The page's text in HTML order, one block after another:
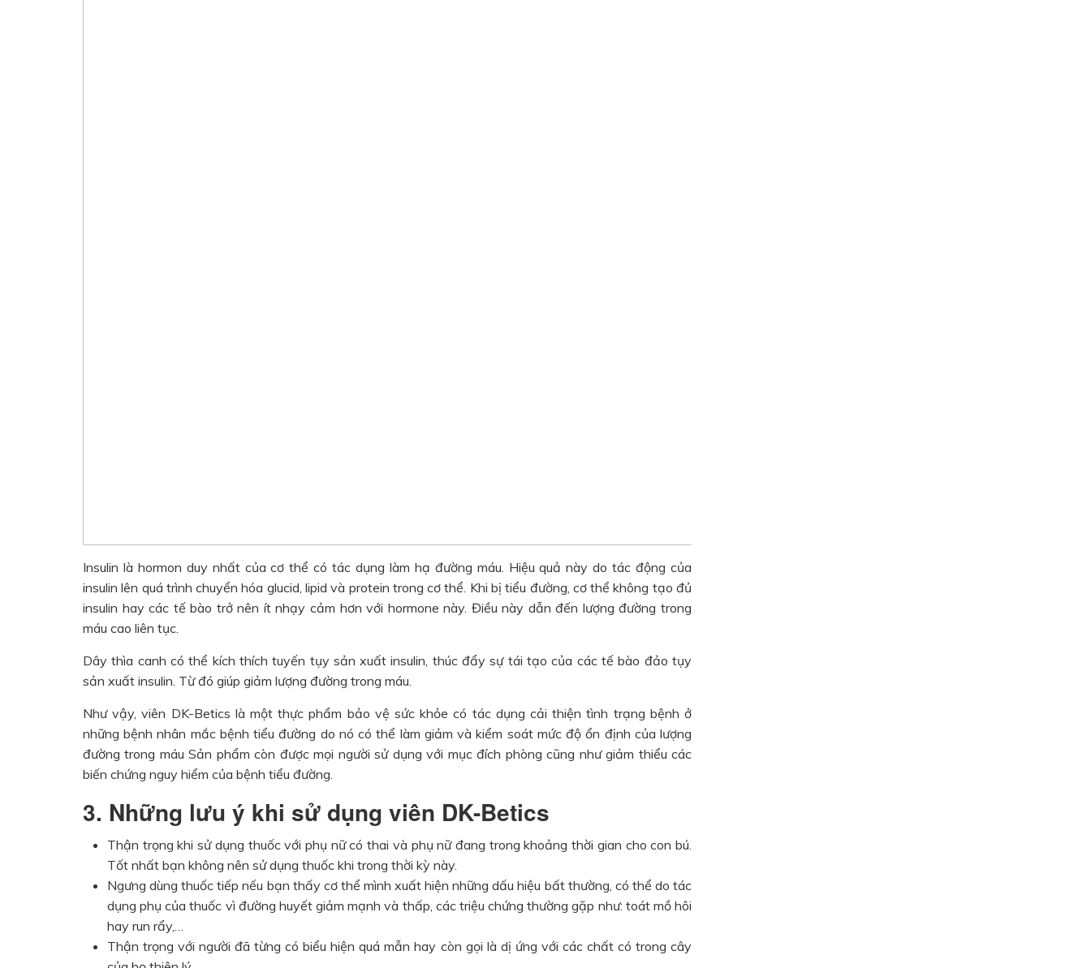
Insulin là hormon duy nhất của cơ thể có tác dụng làm hạ đường máu. Hiệu quả này do tác động của
insulin lên quá trình chuyển hóa glucid, lipid và protein trong cơ thể. Khi bị tiểu đường, cơ thể không tạo đủ
insulin hay các tế bào trở nên ít nhạy cảm hơn với hormone này. Điều này dẫn đến lượng đường trong
máu cao liên tục.
Dây thìa canh có thể kích thích tuyến tụy sản xuất insulin, thúc đẩy sự tái tạo của các tế bào đảo tụy
sản xuất insulin. Từ đó giúp giảm lượng đường trong máu.
Như vậy, viên DK-Betics là một thực phẩm bảo vệ sức khỏe có tác dụng cải thiện tình trạng bệnh ở
những bệnh nhân mắc bệnh tiểu đường do nó có thể làm giảm và kiểm soát mức độ ổn định của lượng
đường trong máu Sản phẩm còn được mọi người sử dụng với mục đích phòng cũng như giảm thiểu các
biến chứng nguy hiểm của bệnh tiểu đường.
3. Những lưu ý khi sử dụng viên DK-Betics
Thận trọng khi sử dụng thuốc với phụ nữ có thai và phụ nữ đang trong khoảng thời gian cho con bú.
Tốt nhất bạn không nên sử dụng thuốc khi trong thời kỳ này.
Ngưng dùng thuốc tiếp nếu bạn thấy cơ thể mình xuất hiện những dấu hiệu bất thường, có thể do tác
dụng phụ của thuốc vì đường huyết giảm mạnh và thấp, các triệu chứng thường gặp như: toát mồ hôi
hay run rẩy,…
Thận trọng với người đã từng có biểu hiện quá mẫn hay còn gọi là dị ứng với các chất có trong cây